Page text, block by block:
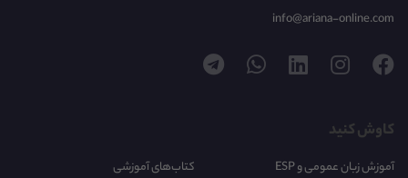
info@ariana-online.com
کاوش کنید
آموزش زبان عمومی و ESP
کتاب‌های آموزشی